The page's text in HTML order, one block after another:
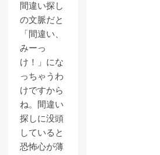
間違い探し
の文脈だと
「間違い、
みーっ
け！」にな
っちゃうわ
けですから
ね。間違い
探しに没頭
していると
恐怖心が薄